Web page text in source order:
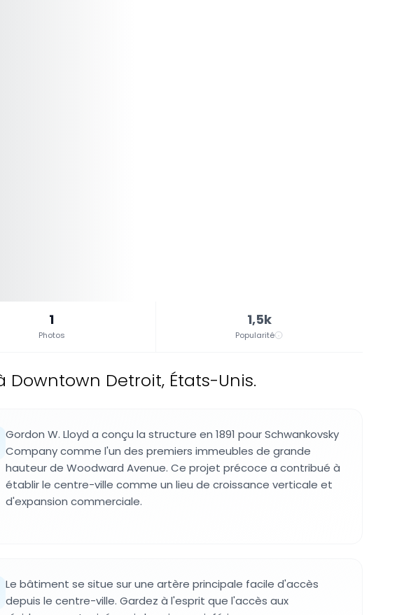
1
Photos
1,5k
Popularité
Detroit, États-Unis.
Gordon W. Lloyd a conçu la structure en 1891 pour Schwankovsky
Company comme l'un des premiers immeubles de grande
hauteur de Woodward Avenue. Ce projet précoce a contribué à
établir le centre-ville comme un lieu de croissance verticale et
d'expansion commerciale.
Le bâtiment se situe sur une artère principale facile d'accès
depuis le centre-ville. Gardez à l'esprit que l'accès aux